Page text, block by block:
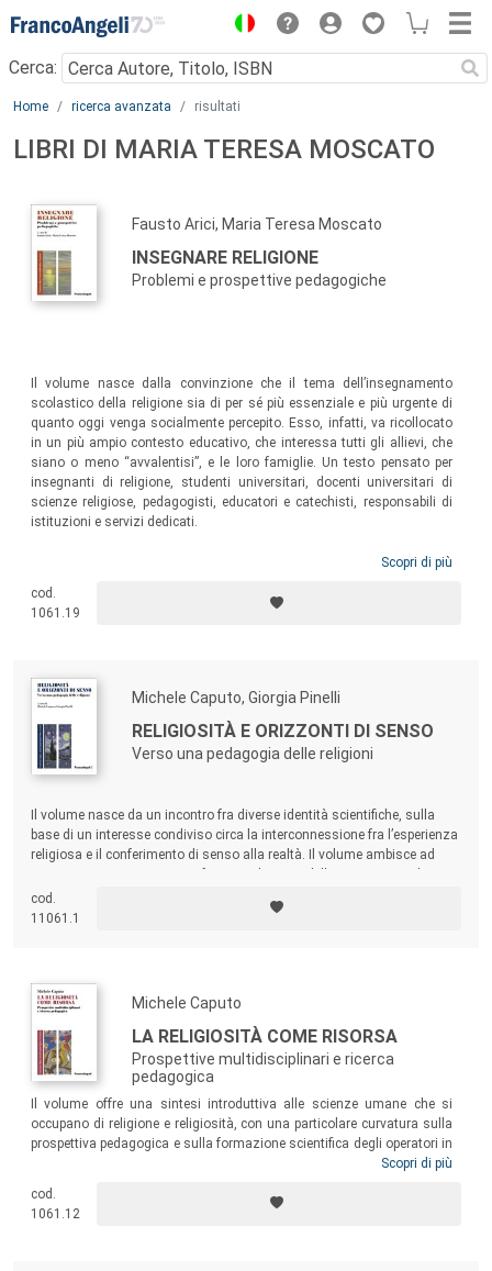
Menu
Cerca:
Main content
Home ricerca avanzata risultati
LIBRI DI MARIA TERESA MOSCATO
Fausto Arici, Maria Teresa Moscato
INSEGNARE RELIGIONE
Problemi e prospettive pedagogiche
Il volume nasce dalla convinzione che il tema dell’insegnamento
scolastico della religione sia di per sé più essenziale e più urgente di
quanto oggi venga socialmente percepito. Esso, infatti, va ricollocato
in un più ampio contesto educativo, che interessa tutti gli allievi, che
siano o meno “avvalentisi”, e le loro famiglie. Un testo pensato per
insegnanti di religione, studenti universitari, docenti universitari di
scienze religiose, pedagogisti, educatori e catechisti, responsabili di
istituzioni e servizi dedicati.
Scopri di più
cod.
1061.19
Michele Caputo, Giorgia Pinelli
RELIGIOSITÀ E ORIZZONTI DI SENSO
Verso una pedagogia delle religioni
Il volume nasce da un incontro fra diverse identità scientifiche, sulla
base di un interesse condiviso circa la interconnessione fra l’esperienza
religiosa e il conferimento di senso alla realtà. Il volume ambisce ad
con una progettazione multi-prospettica e multiculturale.
cod.
11061.1
Michele Caputo
LA RELIGIOSITÀ COME RISORSA
Prospettive multidisciplinari e ricerca
pedagogica
Il volume offre una sintesi introduttiva alle scienze umane che si
occupano di religione e religiosità, con una particolare curvatura sulla
prospettiva pedagogica e sulla formazione scientifica degli operatori in
campo religioso: insegnanti, educatori, catechisti, ma anche presbiteri.
sottolineano come gli effetti educativi della religiosità non siano
importanti solo sul piano individuale, ma intervengano sull’intero
Scopri di più
cod.
1061.12